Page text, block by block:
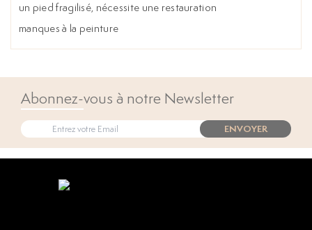
un pied fragilisé, nécessite une restauration
manques à la peinture
Abonnez-vous à notre Newsletter
ENVOYER